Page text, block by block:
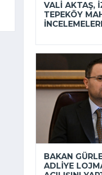
VALI AKTAŞ,
TEPEKÖY
BAKAN
ADLIYE